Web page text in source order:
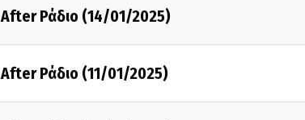
After Ράδιο (14/01/2025)
After Ράδιο (11/01/2025)